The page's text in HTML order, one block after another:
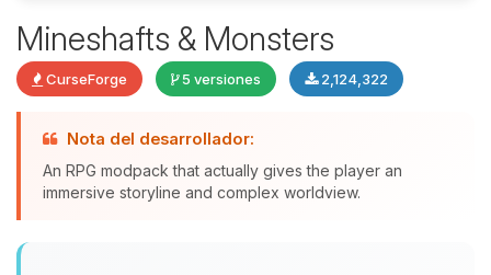
Mineshafts & Monsters
CurseForge 5 versiones 2,124,322
Nota del desarrollador:
An RPG modpack that actually gives the player an
immersive storyline and complex worldview.
Yupi, por fin alguien con quien